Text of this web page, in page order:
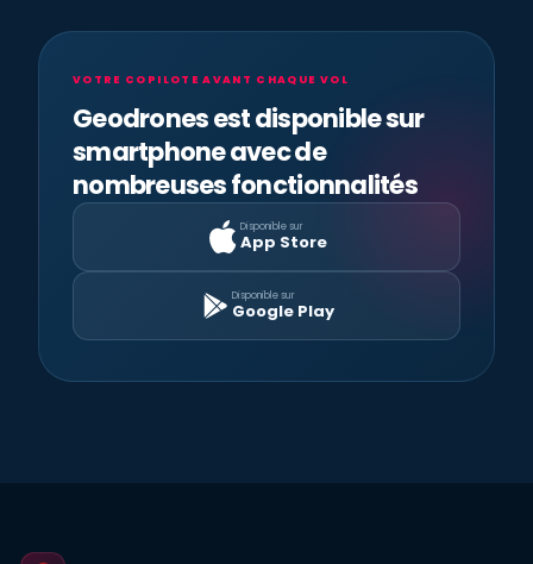
VOTRE COPILOTE AVANT CHAQUE VOL
Geodrones est disponible sur
smartphone avec de
nombreuses fonctionnalités
Disponible sur
App Store
Disponible sur
Google Play